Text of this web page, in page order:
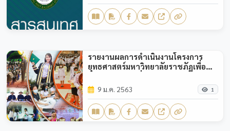
รายงานผลการดำเนินงานโครงการ
ยุทธศาสตร์มหาวิทยาลัยราชภัฏเพื่อ
9 ม.ค. 2563 1